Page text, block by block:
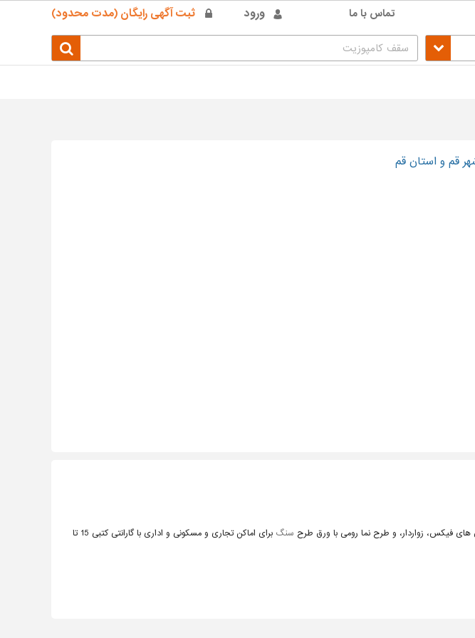
ورود ثبت آگهی رایگان (مدت محدود) تماس با ما
قم و استان قم
فیکس، زواردار، و طرح نما رومی با ورق طرح سنگ
برای اماکن تجاری و مسکونی و اداری با گارانتی کتبی 15 تا